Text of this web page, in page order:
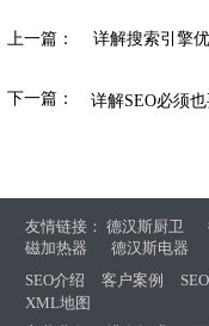
上一篇： 详解搜索引擎
下一篇： 详解SEO必须
友情链接：德汉斯厨卫
磁加热器
德汉斯电器
SEO介绍
客户案例
XML地图